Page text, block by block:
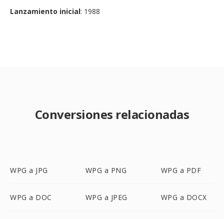
Lanzamiento inicial: 1988
Conversiones relacionadas
WPG a JPG WPG a PNG WPG a PDF
WPG a DOC WPG a JPEG WPG a DOCX